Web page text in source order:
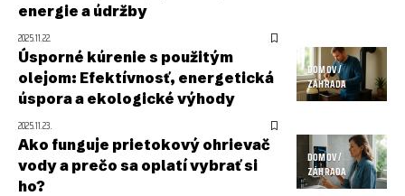
energie a údržby
2025.11.22.
DOMOV /
ZÁHRADA
Úsporné kúrenie s použitým
olejom: Efektívnosť, energetická
úspora a ekologické výhody
2025.11.23.
DOMOV /
ZÁHRADA
Ako funguje prietokový ohrievač
vody a prečo sa oplatí vybrať si
ho?